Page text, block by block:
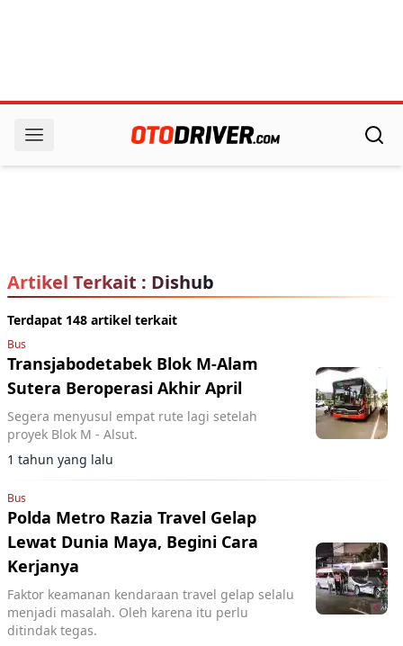
Artikel Terkait : Dishub
Terdapat 148 artikel terkait
Bus
Transjabodetabek Blok M-Alam
Sutera Beroperasi Akhir April
Segera menyusul empat rute lagi setelah
proyek Blok M - Alsut.
1 tahun yang lalu
Bus
Polda Metro Razia Travel Gelap
Lewat Dunia Maya, Begini Cara
Kerjanya
Faktor keamanan kendaraan travel gelap selalu
menjadi masalah. Oleh karena itu perlu
ditindak tegas.